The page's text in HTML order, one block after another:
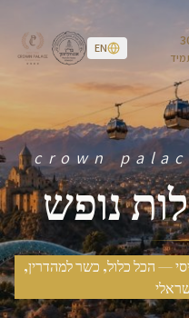
EN
crown
נופש
— הכל כלול, כשר למהדרין,